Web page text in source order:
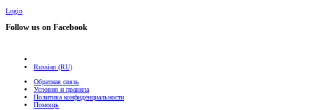
Login
Follow us on Facebook
Russian (RU)
Обратная связь
Условия и правила
Политика конфиденциальности
Помощь